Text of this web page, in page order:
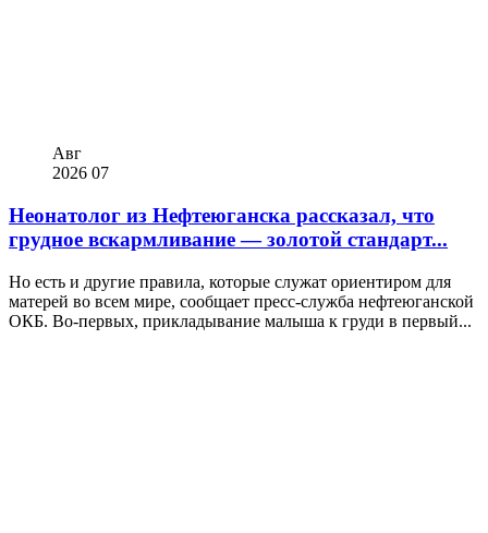
Авг
2026 07
Неонатолог из Нефтеюганска рассказал, что
грудное вскармливание — золотой стандарт...
Но есть и другие правила, которые служат ориентиром для
матерей во всем мире, сообщает пресс-служба нефтеюганской
ОКБ. Во-первых, прикладывание малыша к груди в первый...